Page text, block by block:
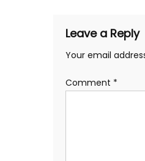
Leave a Reply
Your email
Comment *